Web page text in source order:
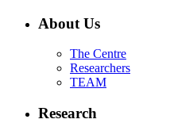
About Us
The Centre
Researchers
TEAM
Research